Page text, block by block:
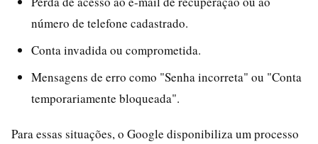
número de telefone cadastrado.
Conta invadida ou comprometida.
Mensagens de erro como "Senha incorreta" ou "Conta
temporariamente bloqueada".
Para essas situações, o Google disponibiliza um processo